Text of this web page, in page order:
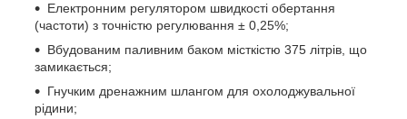
Електронним регулятором швидкості обертання
(частоти) з точністю регулювання ± 0,25%;
Вбудованим паливним баком місткістю 375 літрів, що
замикається;
Гнучким дренажним шлангом для охолоджувальної
рідини;